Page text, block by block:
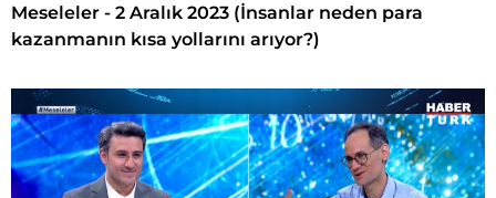
Meseleler - 2 Aralık 2023 (İnsanlar neden para
kazanmanın kısa yollarını arıyor?)